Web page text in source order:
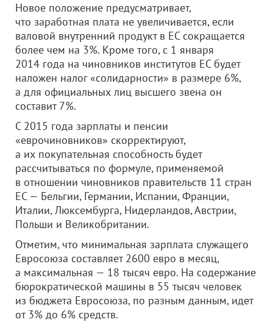
Новое положение предусматривает,
что заработная плата не увеличивается, если
валовой внутренний продукт в ЕС сокращается
более чем на 3%. Кроме того, с 1 января
2014 года на чиновников институтов ЕС будет
наложен налог «солидарности» в размере 6%,
а для официальных лиц высшего звена он
составит 7%.
С 2015 года зарплаты и пенсии
«еврочиновников» скорректируют,
а их покупательная способность будет
рассчитываться по формуле, применяемой
в отношении чиновников правительств 11 стран
ЕС — Бельгии, Германии, Испании, Франции,
Италии, Люксембурга, Нидерландов, Австрии,
Польши и Великобритании.
Отметим, что минимальная зарплата служащего
Евросоюза составляет 2600 евро в месяц,
а максимальная — 18 тысяч евро. На содержание
бюрократической машины в 55 тысяч человек
из бюджета Евросоюза, по разным данным, идет
от 3% до 6% средств.